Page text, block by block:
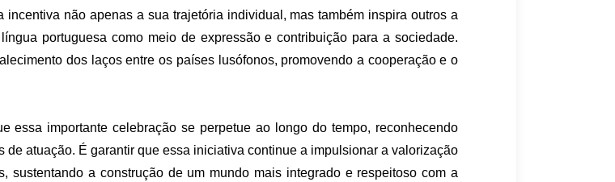
não apenas a sua trajetória individual, mas também inspira outros a
portuguesa como meio de expressão e contribuição para a sociedade.
dos laços entre os países lusófonos, promovendo a cooperação e o
essa importante celebração se perpetue ao longo do tempo, reconhecendo
atuação. É garantir que essa iniciativa continue a impulsionar a valorização
sustentando a construção de um mundo mais integrado e respeitoso com a